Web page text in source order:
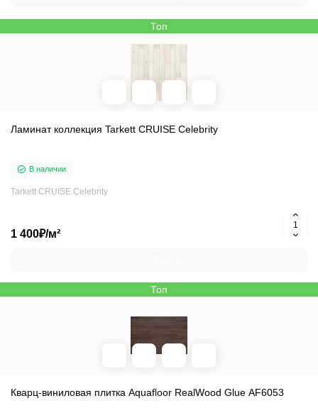
Топ
Ламинат коллекция Tarkett CRUISE Celebrity
В наличии
Tarkett CRUISE Celebrity
1 400₽/м²
Топ
Кварц-виниловая плитка Aquafloor RealWood Glue AF6053